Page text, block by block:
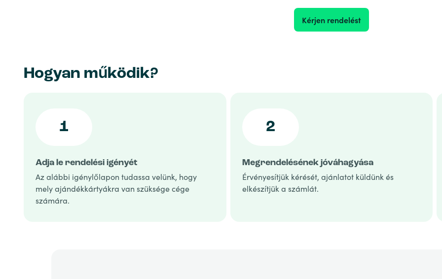
Kérjen rendelést
Hogyan működik?
1
Adja le rendelési igényét
Az alábbi igénylőlapon tudassa velünk, hogy
mely ajándékkártyákra van szüksége cége
számára.
2
Megrendelésének jóváhagyása
Érvényesítjük kérését, ajánlatot küldünk és
elkészítjük a számlát.